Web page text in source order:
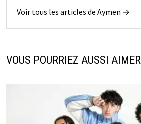
Voir tous les articles de Aymen →
VOUS POURRIEZ AUSSI AIMER